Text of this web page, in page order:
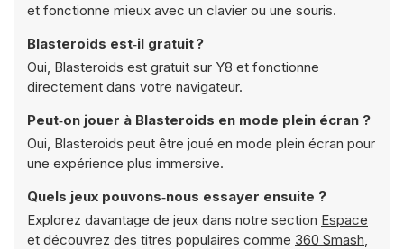
et fonctionne mieux avec un clavier ou une souris.
Blasteroids est‑il gratuit ?
Oui, Blasteroids est gratuit sur Y8 et fonctionne
directement dans votre navigateur.
Peut‑on jouer à Blasteroids en mode plein écran ?
Oui, Blasteroids peut être joué en mode plein écran pour
une expérience plus immersive.
Quels jeux pouvons‑nous essayer ensuite ?
Explorez davantage de jeux dans notre section Espace
et découvrez des titres populaires comme 360 Smash,